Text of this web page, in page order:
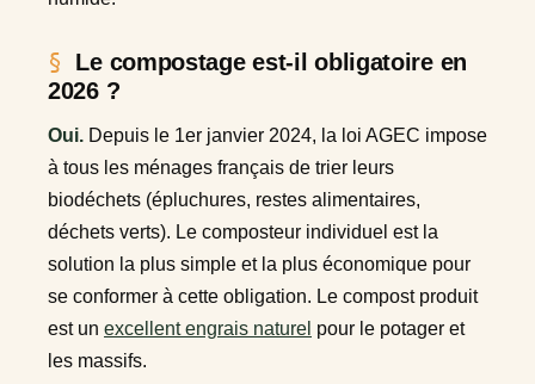
Le compostage est-il obligatoire en
2026 ?
Oui. Depuis le 1er janvier 2024, la loi AGEC impose
à tous les ménages français de trier leurs
biodéchets (épluchures, restes alimentaires,
déchets verts). Le composteur individuel est la
solution la plus simple et la plus économique pour
se conformer à cette obligation. Le compost produit
est un excellent engrais naturel pour le potager et
les massifs.